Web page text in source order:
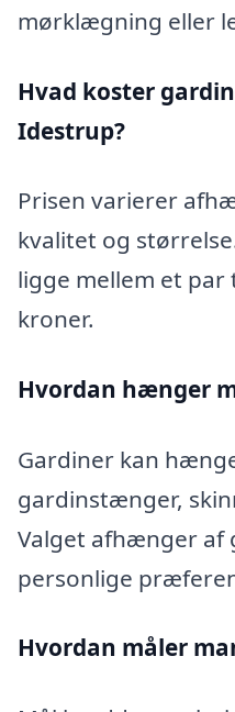
mørklægning eller
Hvad koster
Idestrup?
Prisen varierer
kvalitet og
ligge mellem et
kroner.
Hvordan hænger
Gardiner kan
gardinstænger,
Valget afhænger af
personlige
Hvordan måler